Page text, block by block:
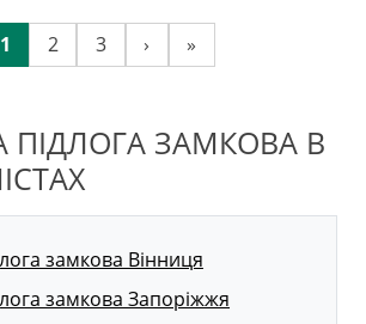
1 2 3 › »
ПІДЛОГА ЗАМКОВА В
замкова Вінниця
замкова Запоріжжя